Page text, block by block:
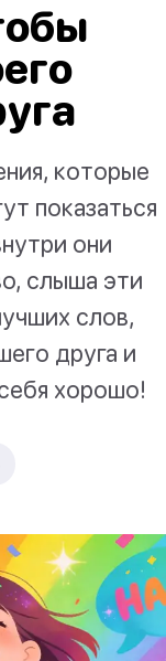
которые
показаться
они
слыша эти
слов,
друга и
хорошо!